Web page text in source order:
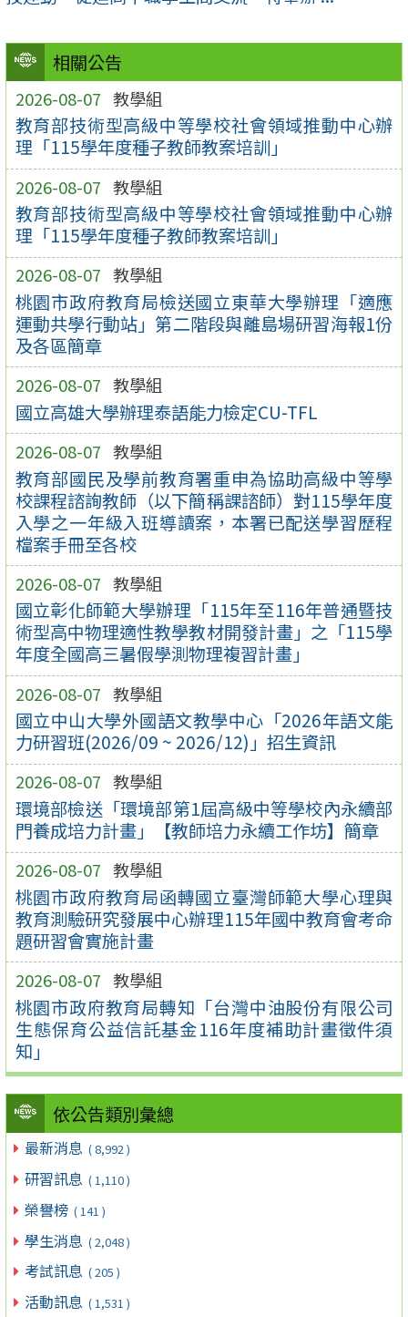
相關公告
2026-08-07 教學組
教育部技術型高級中等學校社會領域推動中心辦
理「115學年度種子教師教案培訓」
2026-08-07 教學組
教育部技術型高級中等學校社會領域推動中心辦
理「115學年度種子教師教案培訓」
2026-08-07 教學組
桃園市政府教育局檢送國立東華大學辦理「適應
運動共學行動站」第二階段與離島場研習海報1份
及各區簡章
2026-08-07 教學組
國立高雄大學辦理泰語能力檢定CU-TFL
2026-08-07 教學組
教育部國民及學前教育署重申為協助高級中等學
校課程諮詢教師（以下簡稱課諮師）對115學年度
入學之一年級入班導讀案，本署已配送學習歷程
檔案手冊至各校
2026-08-07 教學組
國立彰化師範大學辦理「115年至116年普通暨技
術型高中物理適性教學教材開發計畫」之「115學
年度全國高三暑假學測物理複習計畫」
2026-08-07 教學組
國立中山大學外國語文教學中心「2026年語文能
力研習班(2026/09 ~ 2026/12)」招生資訊
2026-08-07 教學組
環境部檢送「環境部第1屆高級中等學校內永續部
門養成培力計畫」【教師培力永續工作坊】簡章
2026-08-07 教學組
桃園市政府教育局函轉國立臺灣師範大學心理與
教育測驗研究發展中心辦理115年國中教育會考命
題研習會實施計畫
2026-08-07 教學組
桃園市政府教育局轉知「台灣中油股份有限公司
生態保育公益信託基金116年度補助計畫徵件須
知」
依公告類別彙總
最新消息 ( 8,992 )
研習訊息 ( 1,110 )
榮譽榜 ( 141 )
學生消息 ( 2,048 )
考試訊息 ( 205 )
活動訊息 ( 1,531 )